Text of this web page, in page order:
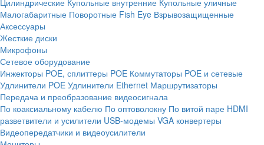
Цилиндрические Купольные внутренние Купольные уличные
Малогабаритные Поворотные Fish Eye Взрывозащищенные
Аксессуары
Жесткие диски
Микрофоны
Сетевое оборудование
Инжекторы POE, сплиттеры POE Коммутаторы POE и сетевые
Удлинители POE Удлинители Ethernet Маршрутизаторы
Передача и преобразование видеосигнала
По коаксиальному кабелю По оптоволокну По витой паре HDMI
разветвители и усилители USB-модемы VGA конвертеры
Видеопередатчики и видеоусилители